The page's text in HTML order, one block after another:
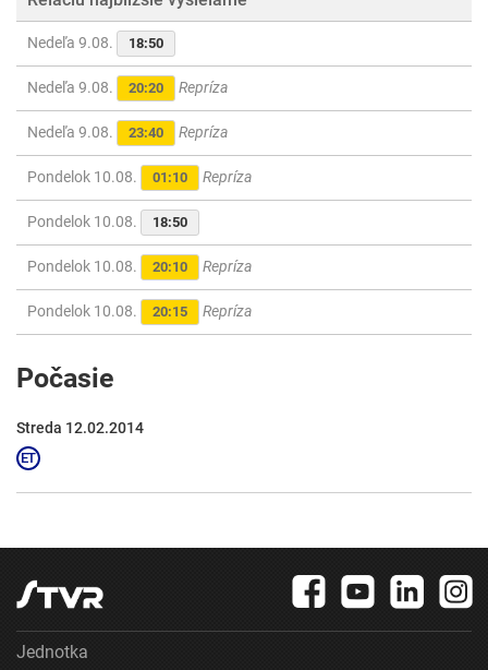
Nedeľa 9.08. 18:50
Nedeľa 9.08. 20:20 Repríza
Nedeľa 9.08. 23:40 Repríza
Pondelok 10.08. 01:10 Repríza
Pondelok 10.08. 18:50
Pondelok 10.08. 20:10 Repríza
Pondelok 10.08. 20:15 Repríza
Počasie
Streda 12.02.2014
Jednotka